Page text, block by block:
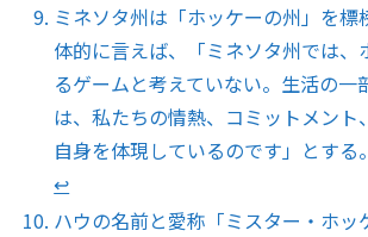
ミネソタ州は「ホッケーの州」を標
体的に言えば、「ミネソタ州では、
るゲームと考えていない。生活の一
は、私たちの情熱、コミットメント
自身を体現しているのです」とする。
↩︎
ハウの名前と愛称「ミスター・ホッ